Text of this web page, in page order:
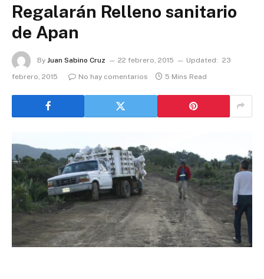
Regalarán Relleno sanitario
de Apan
By Juan Sabino Cruz 22 febrero, 2015 Updated: 23
febrero, 2015
No hay comentarios 5 Mins Read